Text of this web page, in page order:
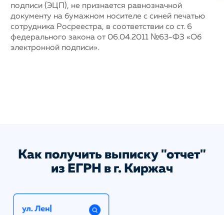
подписи (ЭЦП), не признается равнозначной
документу на бумажном носителе с синей печатью
сотрудника Росреестра, в соответствии со ст. 6
федерального закона от 06.04.2011 №63-ФЗ «Об
электронной подписи».
Как получить выписку "отчет"
из ЕГРН в г. Киржач